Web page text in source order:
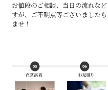
お値段のご相談、当日の流れな
すが、ご不明点等ございました
ませ！